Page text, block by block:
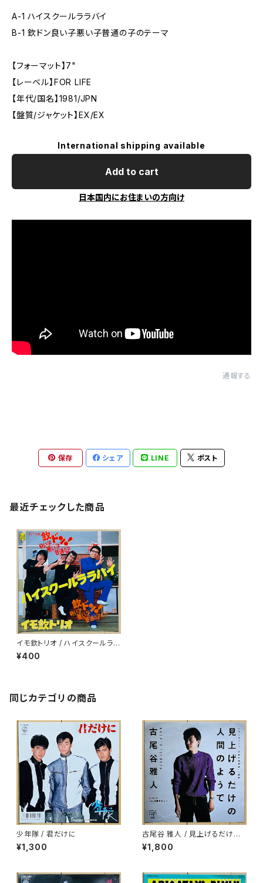
A-1 ハイスクールララバイ
B-1 欽ドン良い子悪い子普通の子のテーマ
【フォーマット】7"
【レーベル】FOR LIFE
【年代/国名】1981/JPN
【盤質/ジャケット】EX/EX
International shipping available
Add to cart
日本国内にお住まいの方向け
通報する
保存 シェア LINE ポスト
最近チェックした商品
イモ欽トリオ / ハイスクールララ
バイ
¥400
同じカテゴリの商品
少年隊 / 君だけに
¥1,300
古尾谷 雅人 / 見上げるだけの
人間のようで
¥1,800